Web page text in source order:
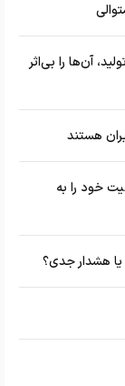
آن‌ها را بی‌اثر
هستند
خود را به
هشدار جدی؟